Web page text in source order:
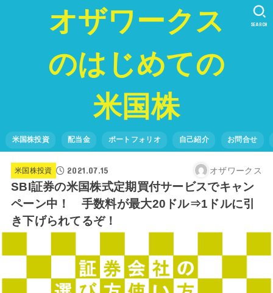
オザワークス
のはじめての
米国株
米国株投資 配当金 ポートフォリオ 自己紹介 お問合せ
SEARCH
米国株投資 2021.07.15 オザワークス
SBI証券の米国株式定期買付サービスでキャン
ペーン中！ 手数料が最大20ドル⇒1ドルに引
き下げられてるぞ！